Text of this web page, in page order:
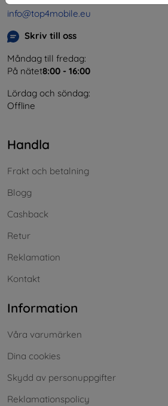
info@top4mobile.eu
Skriv till oss
Måndag till fredag:
På nätet8:00 - 16:00
Lördag och söndag:
Offline
Handla
Frakt och betalning
Blogg
Cashback
Retur
Reklamation
Kontakt
Information
Våra varumärken
Dina cookies
Skydd av personuppgifter
Reklamationspolicy